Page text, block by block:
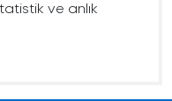
ve anlık